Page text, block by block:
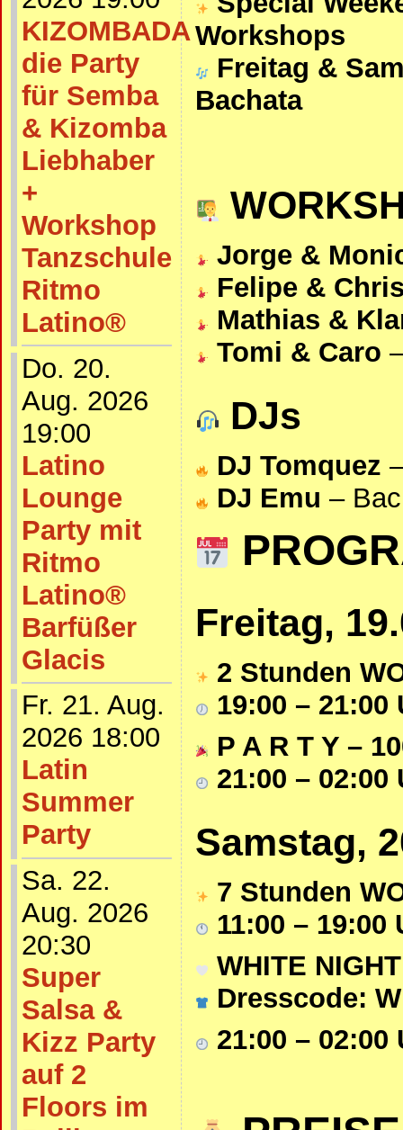
KIZOMBADA
die Party
für Semba
& Kizomba
Liebhaber
+
Workshop
Tanzschule
Ritmo
Latino®
Do. 20.
Aug. 2026
19:00
Latino
Lounge
Party mit
Ritmo
Latino®
Barfüßer
Glacis
Fr. 21. Aug.
2026 18:00
Latin
Summer
Party
Sa. 22.
Aug. 2026
20:30
Super
Salsa &
Kizz Party
auf 2
Floors im
Workshops
Freitag &
Bachata
Jorge &
Felipe &
Mathias &
Tomi & Caro
DJs
DJ Tomquez
DJ Emu –
Freitag,
2 Stunden
19:00 – 21:00
P A R T Y –
21:00 – 02:00
Samstag,
7 Stunden
11:00 – 19:00
WHITE
Dresscode:
21:00 – 02:00